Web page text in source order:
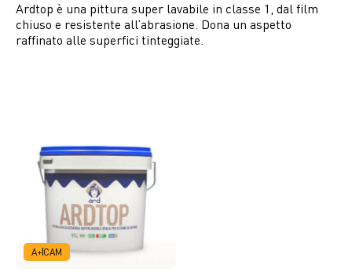
Ardtop è una pittura super lavabile in classe 1, dal film
chiuso e resistente all’abrasione. Dona un aspetto
raffinato alle superfici tinteggiate.
A+ CAM